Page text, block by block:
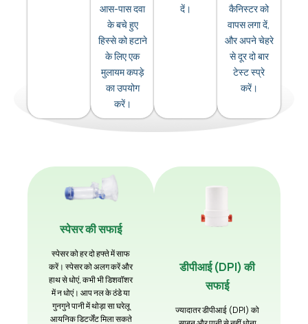
आस-पास दवा
के बचे हुए
हिस्से को हटाने
के लिए एक
मुलायम कपड़े
का उपयोग
करें।
दें।
कैनिस्टर को
वापस लगा दें,
और अपने चेहरे
से दूर दो बार
टेस्ट स्प्रे
करें।
स्पेसर की सफाई
स्पेसर को हर दो हफ्ते में साफ
करें। स्पेसर को अलग करें और
हाथ से धोएं, कभी भी डिशवॉशर
में न धोएं। आप नल के ठंडे या
गुनगुने पानी में थोड़ा सा घरेलू
आयनिक डिटर्जेंट मिला सकते
डीपीआई (DPI) की
सफाई
ज्यादातर डीपीआई (DPI) को